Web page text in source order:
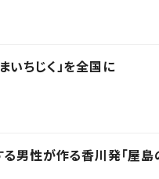
いちじく」を全国に
性が作る香川発「屋島